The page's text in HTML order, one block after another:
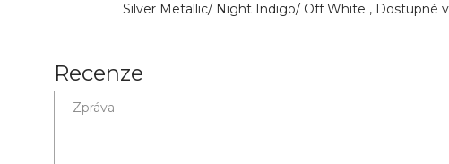
Silver Metallic/ Night Indigo/ Off White , Dostupné
Recenze